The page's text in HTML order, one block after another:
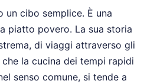
un cibo semplice. È una
piatto povero. La sua storia
di viaggi attraverso gli
la cucina dei tempi rapidi
senso comune, si tende a